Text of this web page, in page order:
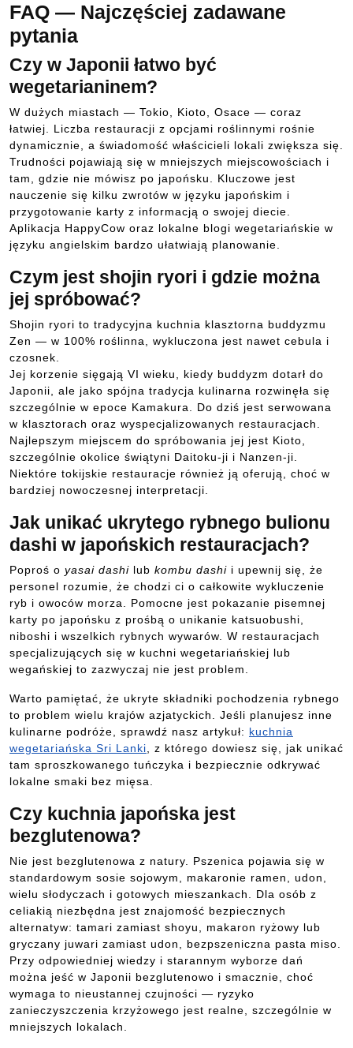
FAQ — Najczęściej zadawane
pytania
Czy w Japonii łatwo być
wegetarianinem?
W dużych miastach — Tokio, Kioto, Osace — coraz
łatwiej. Liczba restauracji z opcjami roślinnymi rośnie
dynamicznie, a świadomość właścicieli lokali zwiększa się.
Trudności pojawiają się w mniejszych miejscowościach i
tam, gdzie nie mówisz po japońsku. Kluczowe jest
nauczenie się kilku zwrotów w języku japońskim i
przygotowanie karty z informacją o swojej diecie.
Aplikacja HappyCow oraz lokalne blogi wegetariańskie w
języku angielskim bardzo ułatwiają planowanie.
Czym jest shojin ryori i gdzie można
jej spróbować?
Shojin ryori to tradycyjna kuchnia klasztorna buddyzmu
Zen — w 100% roślinna, wykluczona jest nawet cebula i
czosnek.
Jej korzenie sięgają VI wieku, kiedy buddyzm dotarł do
Japonii, ale jako spójna tradycja kulinarna rozwinęła się
szczególnie w epoce Kamakura. Do dziś jest serwowana
w klasztorach oraz wyspecjalizowanych restauracjach.
Najlepszym miejscem do spróbowania jej jest Kioto,
szczególnie okolice świątyni Daitoku-ji i Nanzen-ji.
Niektóre tokijskie restauracje również ją oferują, choć w
bardziej nowoczesnej interpretacji.
Jak unikać ukrytego rybnego bulionu
dashi w japońskich restauracjach?
Poproś o yasai dashi lub kombu dashi i upewnij się, że
personel rozumie, że chodzi ci o całkowite wykluczenie
ryb i owoców morza. Pomocne jest pokazanie pisemnej
karty po japońsku z prośbą o unikanie katsuobushi,
niboshi i wszelkich rybnych wywarów. W restauracjach
specjalizujących się w kuchni wegetariańskiej lub
wegańskiej to zazwyczaj nie jest problem.
Warto pamiętać, że ukryte składniki pochodzenia rybnego
to problem wielu krajów azjatyckich. Jeśli planujesz inne
kulinarne podróże, sprawdź nasz artykuł: kuchnia
wegetariańska Sri Lanki , z którego dowiesz się, jak unikać
tam sproszkowanego tuńczyka i bezpiecznie odkrywać
lokalne smaki bez mięsa.
Czy kuchnia japońska jest
bezglutenowa?
Nie jest bezglutenowa z natury. Pszenica pojawia się w
standardowym sosie sojowym, makaronie ramen, udon,
wielu słodyczach i gotowych mieszankach. Dla osób z
celiakią niezbędna jest znajomość bezpiecznych
alternatyw: tamari zamiast shoyu, makaron ryżowy lub
gryczany juwari zamiast udon, bezpszeniczna pasta miso.
Przy odpowiedniej wiedzy i starannym wyborze dań
można jeść w Japonii bezglutenowo i smacznie, choć
wymaga to nieustannej czujności — ryzyko
zanieczyszczenia krzyżowego jest realne, szczególnie w
mniejszych lokalach.